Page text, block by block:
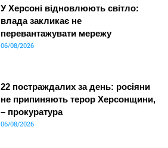
У Херсоні відновлюють світло:
влада закликає не
перевантажувати мережу
06/08/2026
22 постраждалих за день: росіяни
не припиняють терор Херсонщини,
– прокуратура
06/08/2026